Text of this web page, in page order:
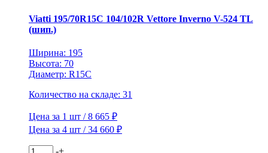
Viatti 195/70R15C 104/102R Vettore Inverno V-524 TL
(шип.)
Ширина: 195
Высота: 70
Диаметр: R15C
Количество на складе: 31
Цена за 1 шт / 8 665 ₽
Цена за 4 шт / 34 660 ₽
Количество